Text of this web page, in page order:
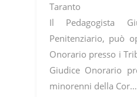
Taranto
Il Pedagogista
Penitenziario, può
Onorario presso i
Giudice Onorario
minorenni della Cor…